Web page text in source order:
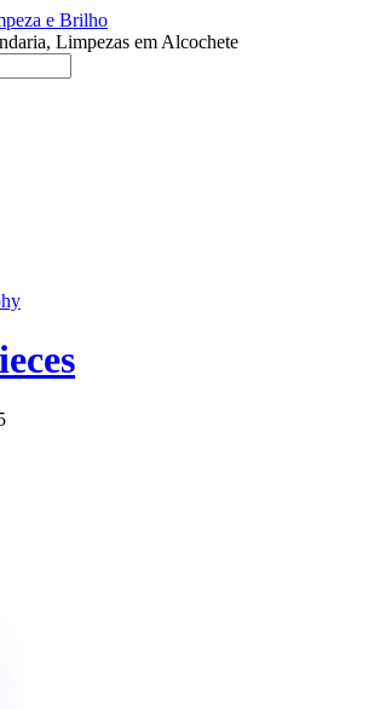
Limpezas em Alcochete